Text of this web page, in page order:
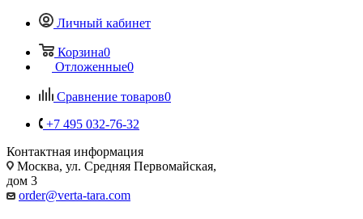
Личный кабинет
Корзина0
Отложенные0
Сравнение товаров0
+7 495 032-76-32
Контактная информация
Москва, ул. Средняя Первомайская,
дом 3
order@verta-tara.com